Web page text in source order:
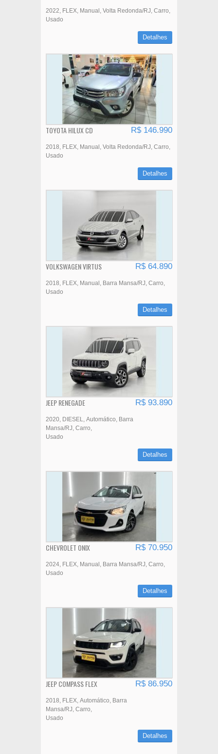
2022 FLEX Manual Volta Redonda/RJ Carro
Usado
Detalhes
TOYOTA HILUX CD R$ 146.990
2018 FLEX Manual Volta Redonda/RJ Carro
Usado
Detalhes
VOLKSWAGEN VIRTUS R$ 64.890
2018 FLEX Manual Barra Mansa/RJ Carro
Usado
Detalhes
JEEP RENEGADE R$ 93.890
2020 DIESEL Automático
Barra
Mansa/RJ Carro
Usado
Detalhes
CHEVROLET ONIX R$ 70.950
2024 FLEX Manual Barra Mansa/RJ Carro
Usado
Detalhes
JEEP COMPASS FLEX R$ 86.950
2018 FLEX Automático
Barra
Mansa/RJ Carro
Usado
Detalhes